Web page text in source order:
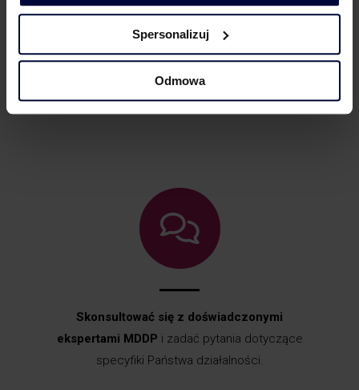
Spersonalizuj
Odmowa
Poznać sprawdzone strategie
ryzyka podatkowego.
Skonsultować się z doświadczonymi
ekspertami MDDP i zadać pytania dotyczące
specyfiki Państwa działalności.